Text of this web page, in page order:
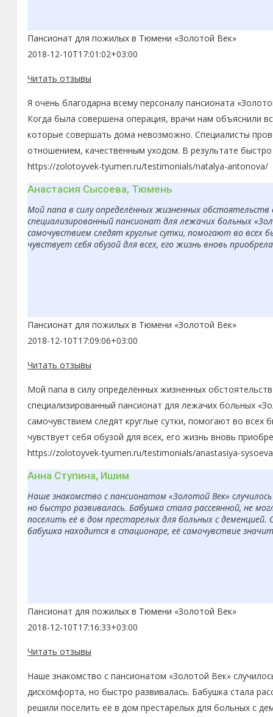
Пансионат для пожилых в Тюмени «Золотой Век»
2018-12-10T17:01:02+03:00
Читать отзывы
Я очень благодарна всему персоналу пансионата
Когда была совершена операция, врачи нам объяснили
которые совершать дома невозможно. Специалисты
отношением, качественным уходом. В результате
https://zolotoyvek-tyumen.ru/testimonials/natalya-antonova/
Анастасия Сысоева, Тюмень
Мой папа в силу определённых жизненных
специализированный пансионат для лежачих больных
самочувствием следят круглые сутки, помогают во всех
чувствует себя обузой для всех, его жизнь вновь
Пансионат для пожилых в Тюмени «Золотой Век»
2018-12-10T17:09:06+03:00
Читать отзывы
Мой папа в силу определённых жизненных
специализированный пансионат для лежачих больных
самочувствием следят круглые сутки, помогают во
чувствует себя обузой для всех, его жизнь вновь
https://zolotoyvek-tyumen.ru/testimonials/anastasiya-
Анна Ступина, Ишим
Наше знакомство с пансионатом «Золотой Век»
но быстро развивалась. Бабушка стала рассеянной, не
поселить её в дом престарелых для больных с деменцией.
бабушка находится в стационаре, её самочувствие
Пансионат для пожилых в Тюмени «Золотой Век»
2018-12-10T17:16:33+03:00
Читать отзывы
Наше знакомство с пансионатом «Золотой Век»
дискомфорта, но быстро развивалась. Бабушка стала
решили поселить её в дом престарелых для больных с